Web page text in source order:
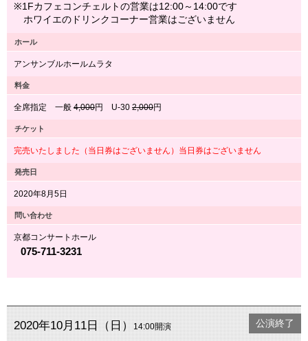
※1Fカフェコンチェルトの営業は12:00～14:00です
ホワイエのドリンクコーナー営業はございません
ホール
アンサンブルホールムラタ
料金
全席指定 一般 4,000円 U-30 2,000円
チケット
完売いたしました（当日券はございません）当日券はございません
発売日
2020年8月5日
問い合わせ
京都コンサートホール
075-711-3231
2020年10月11日（日）14:00開演 公演終了